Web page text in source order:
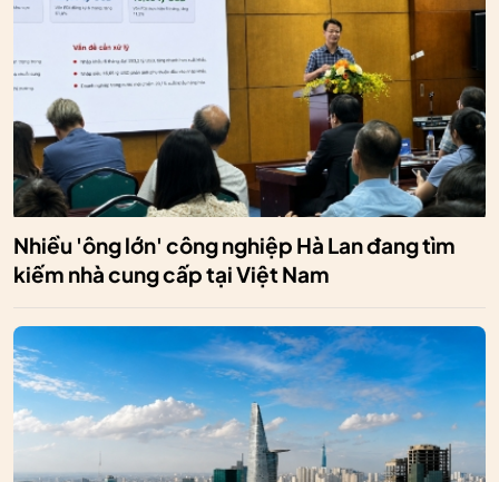
Nhiều 'ông lớn' công nghiệp Hà Lan đang tìm
kiếm nhà cung cấp tại Việt Nam